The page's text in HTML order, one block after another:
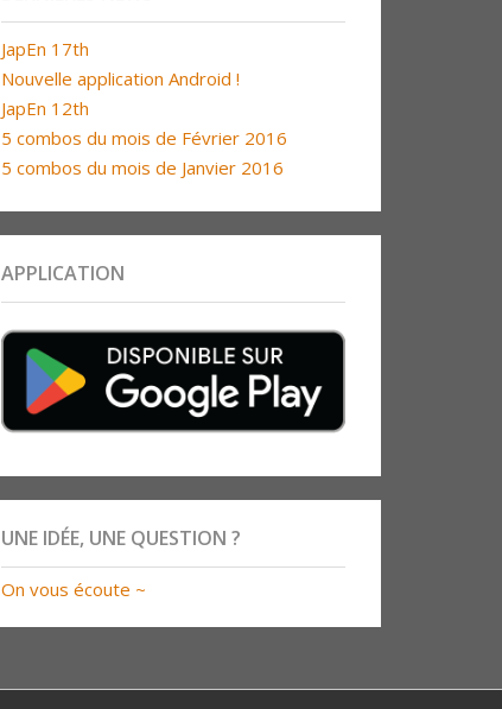
JapEn 17th
Nouvelle application Android !
JapEn 12th
5 combos du mois de Février 2016
5 combos du mois de Janvier 2016
APPLICATION
UNE IDÉE, UNE QUESTION ?
On vous écoute ~